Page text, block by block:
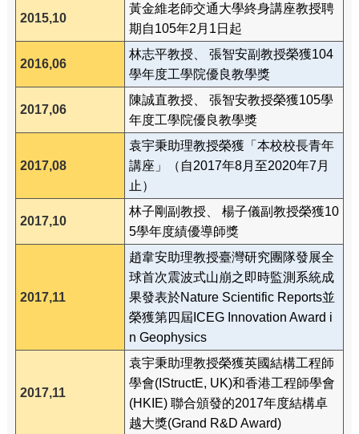
2015,10
黃金維老師交通大學終身講座教授聘
期自105年2月1日起
2016,06
林志平教授、 張智安副教授榮獲104
學年度工學院優良教學獎
2017,06
陳誠直教授、 張智安教授榮獲105學
年度工學院優良教學獎
2017,08
袁宇秉助理教授榮獲「本校校長青年
講座」（自2017年8月至2020年7月
止）
2017,10
林子剛副教授、 楊子儀副教授榮獲10
5學年度績優導師獎
2017,11
趙韋安助理教授臺灣研究團隊發展全
球首次震波式山崩之即時監測系統成
果發表於Nature Scientific Reports並
榮獲第四屆ICEG Innovation Award i
n Geophysics
2017,11
袁宇秉助理教授榮獲英國結構工程師
學會(IStructE, UK)和香港工程師學會
(HKIE) 聯合頒發的2017年度結構卓
越大獎(Grand R&D Award)